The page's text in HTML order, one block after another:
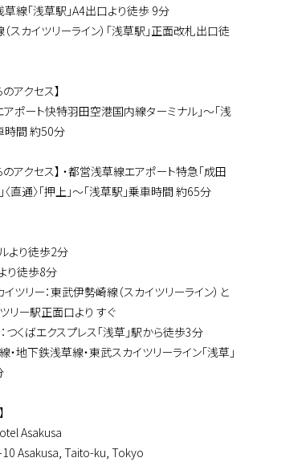
草線「浅草駅」A4出口より徒歩 9分
スカイツリーライン）「浅草駅」正面改札出口徒
アクセス】
アポート快特羽田空港国内線ターミナル」～「浅
時間 約50分
アクセス】 ・都営浅草線エアポート特急「成田
〈直通〉「押上」～「浅草駅」乗車時間 約65分
より徒歩2分
り徒歩8分
イツリー：東武伊勢崎線（スカイツリーライン）と
リー駅正面口より すぐ
つくばエクスプレス「浅草」駅から徒歩3分
地下鉄浅草線・東武スカイツリーライン「浅草」
Asakusa
10 Asakusa, Taito-ku, Tokyo